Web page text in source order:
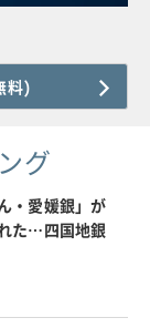
料)
グ
・愛媛銀」が
た…四国地銀